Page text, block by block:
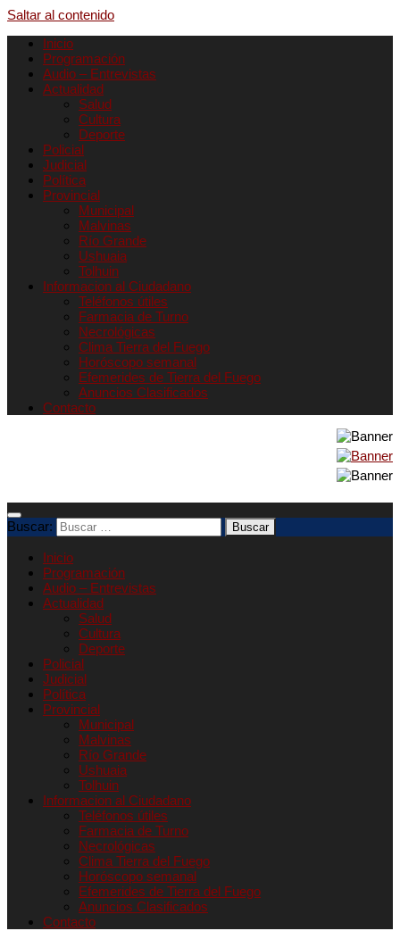
Saltar al contenido
Inicio
Programación
Audio – Entrevistas
Actualidad
Salud
Cultura
Deporte
Policial
Judicial
Política
Provincial
Municipal
Malvinas
Río Grande
Ushuaia
Tolhuin
Informacion al Ciudadano
Teléfonos útiles
Farmacia de Turno
Necrológicas
Clima Tierra del Fuego
Horóscopo semanal
Efemerides de Tierra del Fuego
Anuncios Clasificados
Contacto
Buscar:
Inicio
Programación
Audio – Entrevistas
Actualidad
Salud
Cultura
Deporte
Policial
Judicial
Política
Provincial
Municipal
Malvinas
Río Grande
Ushuaia
Tolhuin
Informacion al Ciudadano
Teléfonos útiles
Farmacia de Turno
Necrológicas
Clima Tierra del Fuego
Horóscopo semanal
Efemerides de Tierra del Fuego
Anuncios Clasificados
Contacto